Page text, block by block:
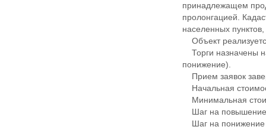
принадлежащем
пролонгацией.
населенных
Объект
Торги назначены
понижение).
Прием заявок
Начальная
Минимальная
Шаг на повышение
Шаг на понижение